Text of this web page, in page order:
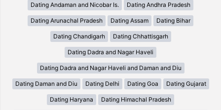
Dating Andaman and Nicobar Is. Dating Andhra Pradesh
Dating Arunachal Pradesh Dating Assam Dating Bihar
Dating Chandigarh Dating Chhattisgarh
Dating Dadra and Nagar Haveli
Dating Dadra and Nagar Haveli and Daman and Diu
Dating Daman and Diu Dating Delhi Dating Goa Dating Gujarat
Dating Haryana Dating Himachal Pradesh